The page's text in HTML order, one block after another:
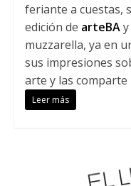
feriante a cuestas,
edición de arteBAy
muzzarella, ya en
sus impresiones
arte y las
Leer más